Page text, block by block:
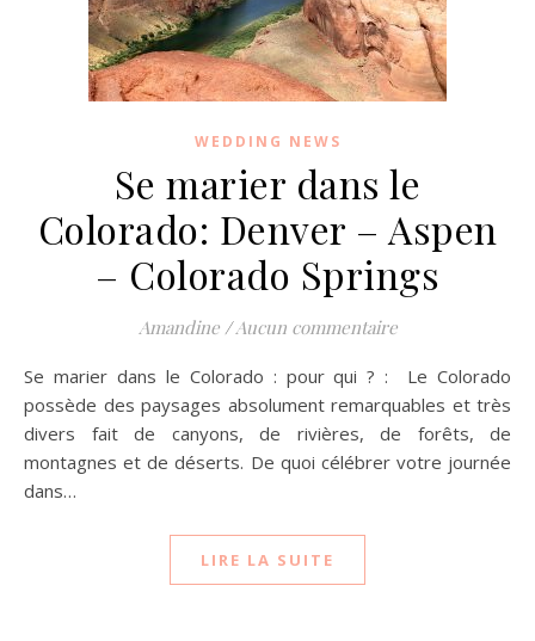
WEDDING NEWS
Se marier dans le
Colorado: Denver – Aspen
– Colorado Springs
Amandine /Aucun commentaire
Se marier dans le Colorado : pour qui ? : Le Colorado
possède des paysages absolument remarquables et très
divers fait de canyons, de rivières, de forêts, de
montagnes et de déserts. De quoi célébrer votre journée
dans…
LIRE LA SUITE